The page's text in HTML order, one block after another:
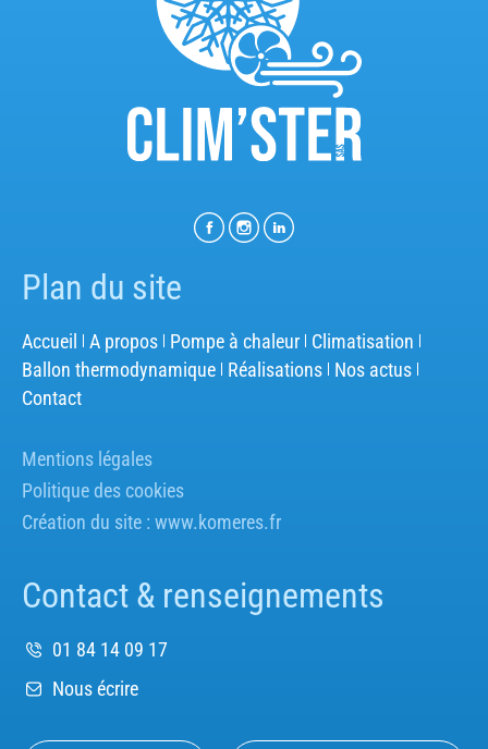
Plan du site
Accueil A propos Pompe à chaleur Climatisation
Ballon thermodynamique Réalisations Nos actus
Contact
Mentions légales
Politique des cookies
Création du site : www.komeres.fr
Contact & renseignements
01 84 14 09 17
Nous écrire